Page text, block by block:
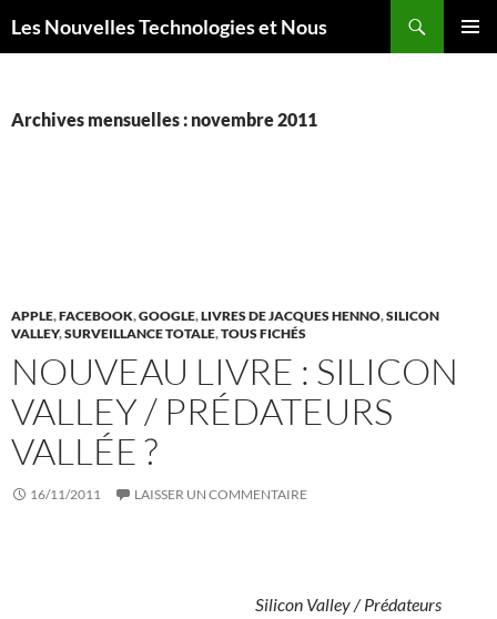
auLes Nouvelles Technologies et Nous
Archives mensuelles : novembre 2011
APPLE,FACEBOOK,GOOGLE,LIVRES DE JACQUES HENNO,SILICON
VALLEY,SURVEILLANCE TOTALE,TOUS FICHÉS
NOUVEAU LIVRE : SILICON
VALLEY / PRÉDATEURS
VALLÉE ?
16/11/2011 LAISSER UN COMMENTAIRE
Silicon Valley / Prédateurs